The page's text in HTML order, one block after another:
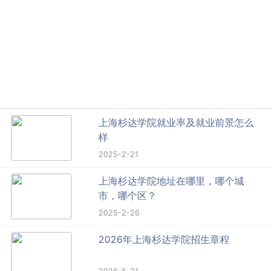
上海杉达学院就业率及就业前景怎么
样
2025-2-21
上海杉达学院地址在哪里，哪个城
市，哪个区？
2025-2-26
2026年上海杉达学院招生章程